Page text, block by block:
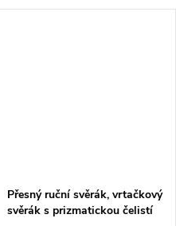
Přesný ruční svěrák, vrtačkový
svěrák s prizmatickou čelistí